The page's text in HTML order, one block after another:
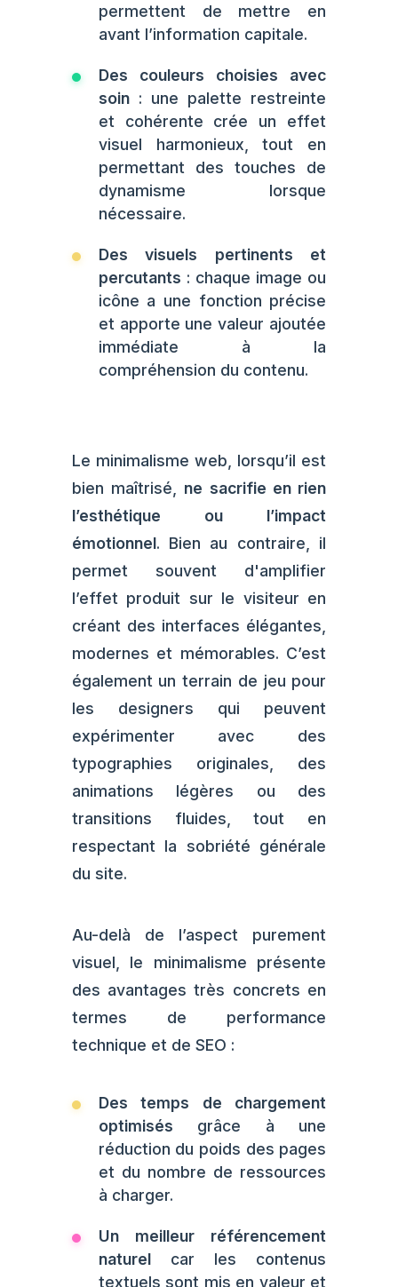
permettent de mettre en
avant l’information capitale.
Des couleurs choisies avec
soin: une palette restreinte
et cohérente crée un effet
visuel harmonieux, tout en
permettant des touches de
dynamisme lorsque
nécessaire.
Des visuels pertinents et
percutants : chaque image ou
icône a une fonction précise
et apporte une valeur ajoutée
immédiate à la
compréhension du contenu.
Le minimalisme web, lorsqu’il est
bien maîtrisé, ne sacrifie en rien
l’esthétique ou l’impact
émotionnel. Bien au contraire, il
permet souvent d'amplifier
l’effet produit sur le visiteur en
créant des interfaces élégantes,
modernes et mémorables. C’est
également un terrain de jeu pour
les designers qui peuvent
expérimenter avec des
typographies originales, des
animations légères ou des
transitions fluides, tout en
respectant la sobriété générale
du site.
Au-delà de l’aspect purement
visuel, le minimalisme présente
des avantages très concrets en
termes de performance
technique et de SEO :
Des temps de chargement
optimisés grâce à une
réduction du poids des pages
et du nombre de ressources
à charger.
Un meilleur référencement
naturelcar les contenus
textuels sont mis en valeur et